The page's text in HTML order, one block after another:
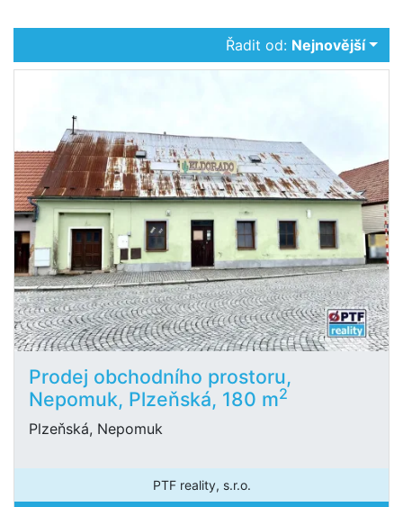
Řadit od: Nejnovější
Prodej obchodního prostoru,
Nepomuk, Plzeňská, 180 m2
Plzeňská, Nepomuk
PTF reality, s.r.o.